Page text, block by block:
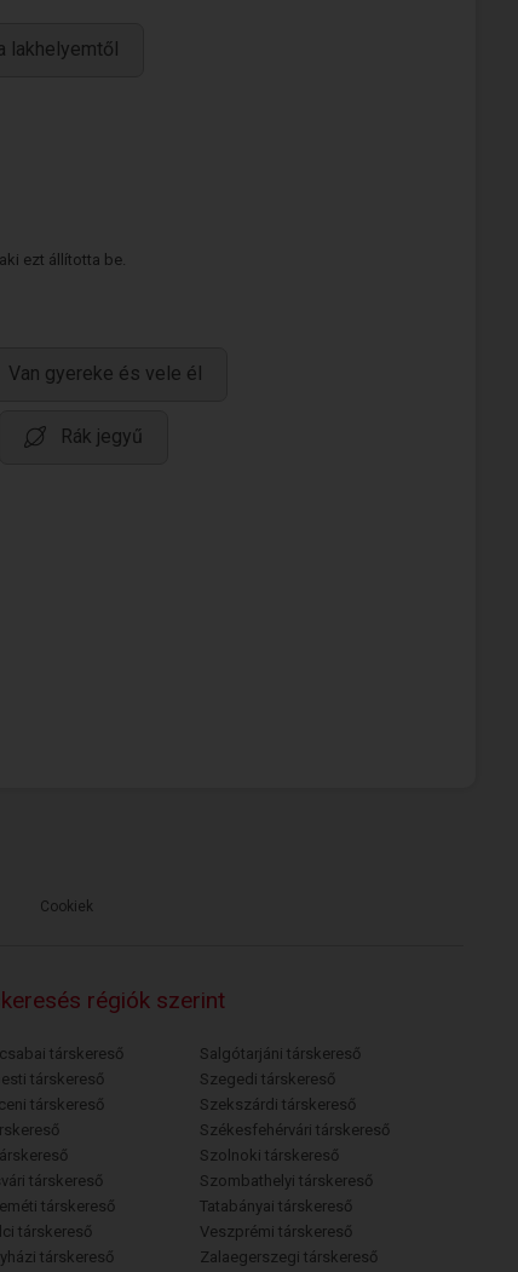
lakhelyemtől
ezt állította be.
Van gyereke és vele él
Rák jegyű
Cookiek
régiók szerint
társkereső
társkereső
társkereső
társkereső
társkereső
társkereső
társkereső
Salgótarjáni társkereső
Szegedi társkereső
Szekszárdi társkereső
Székesfehérvári társkereső
Szolnoki társkereső
Szombathelyi társkereső
Tatabányai társkereső
Veszprémi társkereső
Zalaegerszegi társkereső